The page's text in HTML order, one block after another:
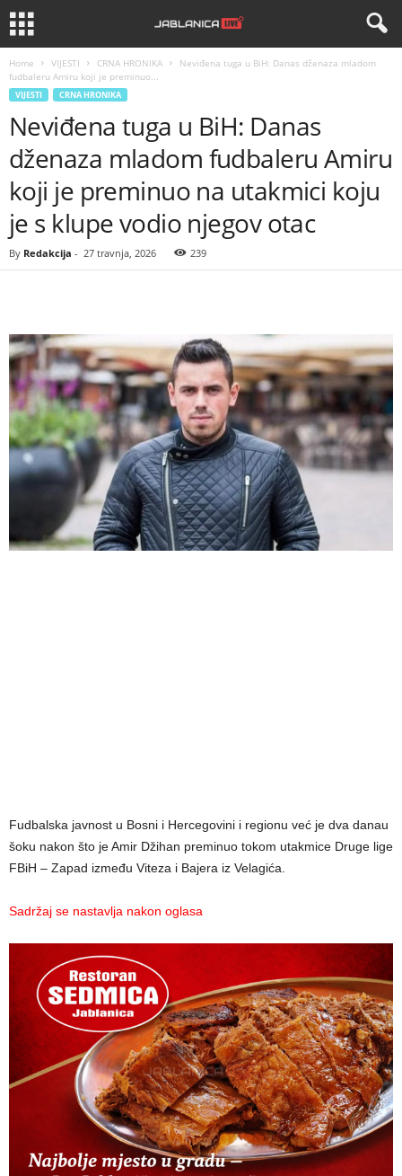
Home VIJESTI CRNA HRONIKA
Neviđena tuga u BiH: Danas dženaza mladom
fudbaleru Amiru koji je preminuo...
VIJESTI CRNA HRONIKA
Neviđena tuga u BiH: Danas
dženaza mladom fudbaleru Amiru
koji je preminuo na utakmici koju
je s klupe vodio njegov otac
By Redakcija - 27 travnja, 2026 239
Fudbalska javnost u Bosni i Hercegovini i regionu već je dva danau
šoku nakon što je Amir Džihan preminuo tokom utakmice Druge lige
FBiH – Zapad između Viteza i Bajera iz Velagića.
Sadržaj se nastavlja nakon oglasa